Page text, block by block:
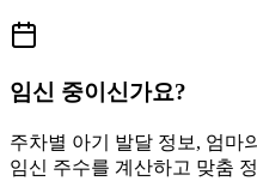
임신 중이신가요?
주차별 아기 발달 정보, 엄마
임신 주수를 계산하고 맞춤